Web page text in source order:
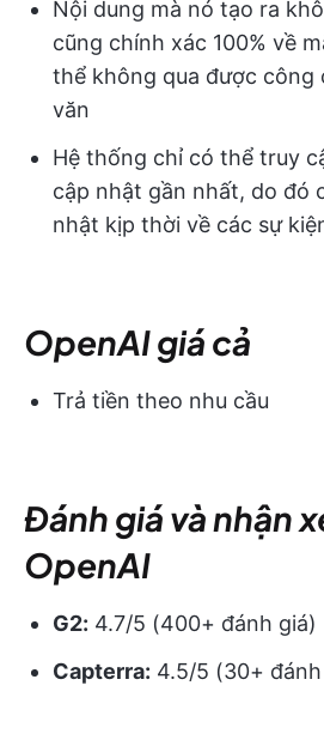
Nội dung mà nó tạo ra
cũng chính xác 100% về
thể không qua được công
văn
Hệ thống chỉ có thể truy
cập nhật gần nhất, do đó
nhật kịp thời về các sự
OpenAIgiá cả
Trả tiền theo nhu cầu
Đánh giá và nhận
OpenAI
G2: 4.7/5 (400+ đánh giá)
Capterra: 4.5/5 (30+ đánh